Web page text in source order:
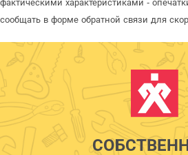
фактическими характеристиками -
сообщать в форме обратной связи для